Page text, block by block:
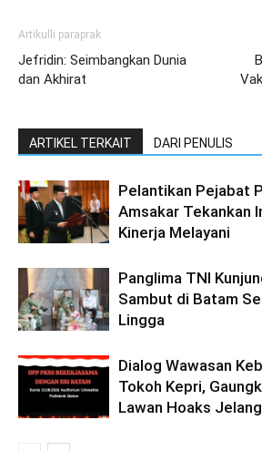
Artikulli paraprak
Jefridin: Seimbangkan Dunia
dan Akhirat
ARTIKEL TERKAIT DARI PENULIS
Pelantikan Pejabat
Amsakar Tekankan
Kinerja Melayani
Panglima TNI
Sambut di Batam
Lingga
Dialog Wawasan
Tokoh Kepri,
Lawan Hoaks